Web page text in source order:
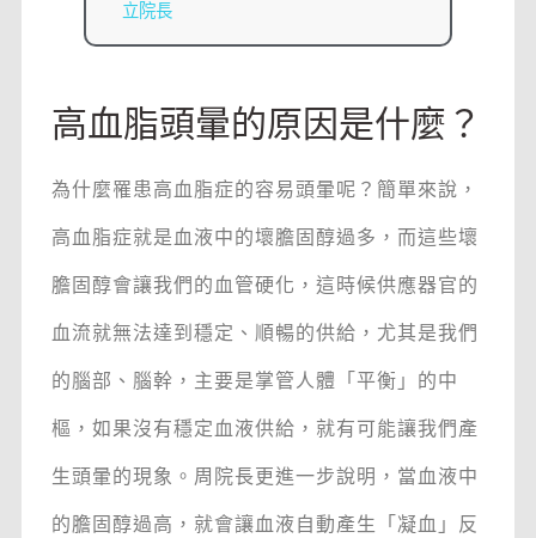
立院長
高血脂頭暈的原因是什麼？
為什麼罹患高血脂症的容易頭暈呢？簡單來說，
高血脂症就是血液中的壞膽固醇過多，而這些壞
膽固醇會讓我們的血管硬化，這時候供應器官的
血流就無法達到穩定、順暢的供給，尤其是我們
的腦部、腦幹，主要是掌管人體「平衡」的中
樞，如果沒有穩定血液供給，就有可能讓我們產
生頭暈的現象。周院長更進一步說明，當血液中
的膽固醇過高，就會讓血液自動產生「凝血」反